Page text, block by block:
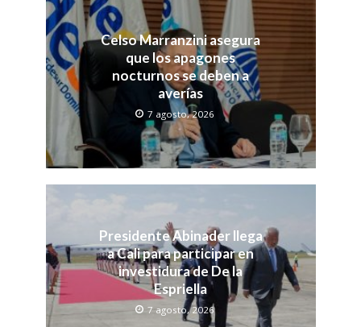
Celso Marranzini asegura
que los apagones
nocturnos se deben a
averías
7 agosto, 2026
Presidente Abinader llega
a Cali para participar en
investidura de De la
Espriella
7 agosto, 2026